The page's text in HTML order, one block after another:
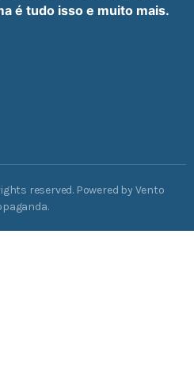
é tudo isso e muito mais.
reserved. Powered by Vento